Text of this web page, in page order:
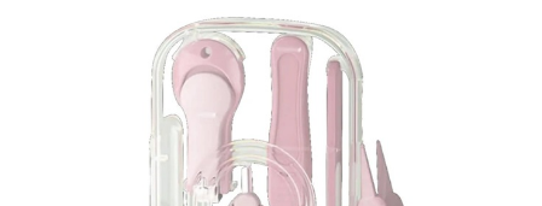
Incubatoare, oparitoare si
Echipamente pentru animale
Aparate de tuns animale
Piese si accesorii aparate de tuns